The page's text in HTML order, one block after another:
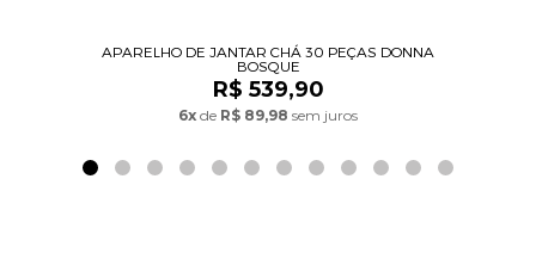
APARELHO DE JANTAR CHÁ 30 PEÇAS DONNA
BOSQUE
R$ 539,90
6x de R$ 89,98 sem juros